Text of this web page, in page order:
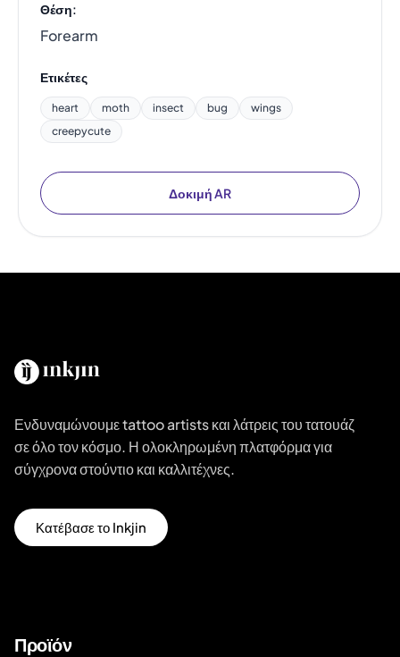
Θέση:
Forearm
Ετικέτες
heart moth insect bug
wings
creepycute
Δοκιμή AR
Ενδυναμώνουμε tattoo artists και λάτρεις του τατουάζ
σε όλο τον κόσμο. Η ολοκληρωμένη πλατφόρμα για
σύγχρονα στούντιο και καλλιτέχνες.
Κατέβασε το Inkjin
Προϊόν